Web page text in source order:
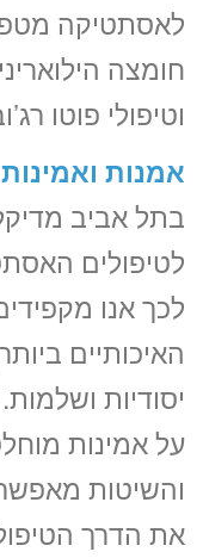
לאסתטיקה
חומצה
וטיפולי פוטו
אמנות ואמינות
בתל אביב
לטיפולים
לכך אנו
האיכותיים
יסודיות
על אמינות
והשיטות
את הדרך